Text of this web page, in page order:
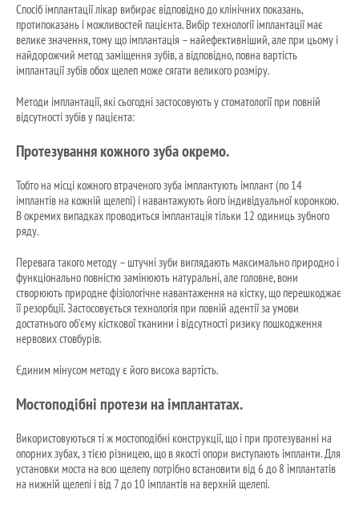
Спосіб імплантації лікар вибирає відповідно до клінічних показань,
протипоказань і можливостей пацієнта. Вибір технології імплантації має
велике значення, тому що імплантація – найефективніший, але при цьому і
найдорожчий метод заміщення зубів, а відповідно, повна вартість
імплантації зубів обох щелеп може сягати великого розміру.
Методи імплантації, які сьогодні застосовують у стоматології при повній
відсутності зубів у пацієнта:
Протезування кожного зуба окремо.
Тобто на місці кожного втраченого зуба імплантують імплант (по 14
імплантів на кожній щелепі) і навантажують його індивідуальної коронкою.
В окремих випадках проводиться імплантація тільки 12 одиниць зубного
ряду.
Перевага такого методу – штучні зуби виглядають максимально природно і
функціонально повністю замінюють натуральні, але головне, вони
створюють природне фізіологічне навантаження на кістку, що перешкоджає
її резорбції. Застосовується технологія при повній адентії за умови
достатнього об’єму кісткової тканини і відсутності ризику пошкодження
нервових стовбурів.
Єдиним мінусом методу є його висока вартість.
Мостоподібні протези на імплантатах.
Використовуються ті ж мостоподібні конструкції, що і при протезуванні на
опорних зубах, з тією різницею, що в якості опори виступають імпланти. Для
установки моста на всю щелепу потрібно встановити від 6 до 8 імплантатів
на нижній щелепі і від 7 до 10 імплантів на верхній щелепі.